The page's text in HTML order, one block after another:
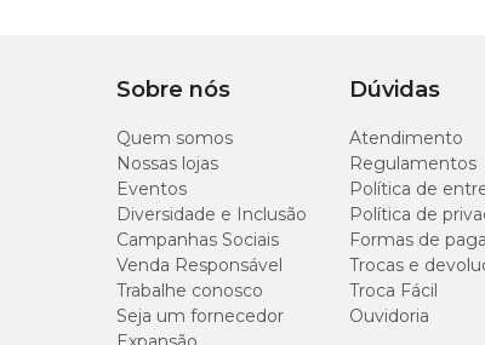
produtos com facilidade. Encontrado em
Cera para couro
Se você tem sofá, sapatos e outros itens
couroà mão. Esse tipo de hidratante
Sobre nós
Quem somos
Nossas lojas
Eventos
Diversidade e Inclusão
Campanhas Sociais
Venda Responsável
Trabalhe conosco
Seja um fornecedor
Dúvidas
Atendimento
Regulamentos
Política de
Política de
Formas de
Trocas e
Troca Fácil
Ouvidoria